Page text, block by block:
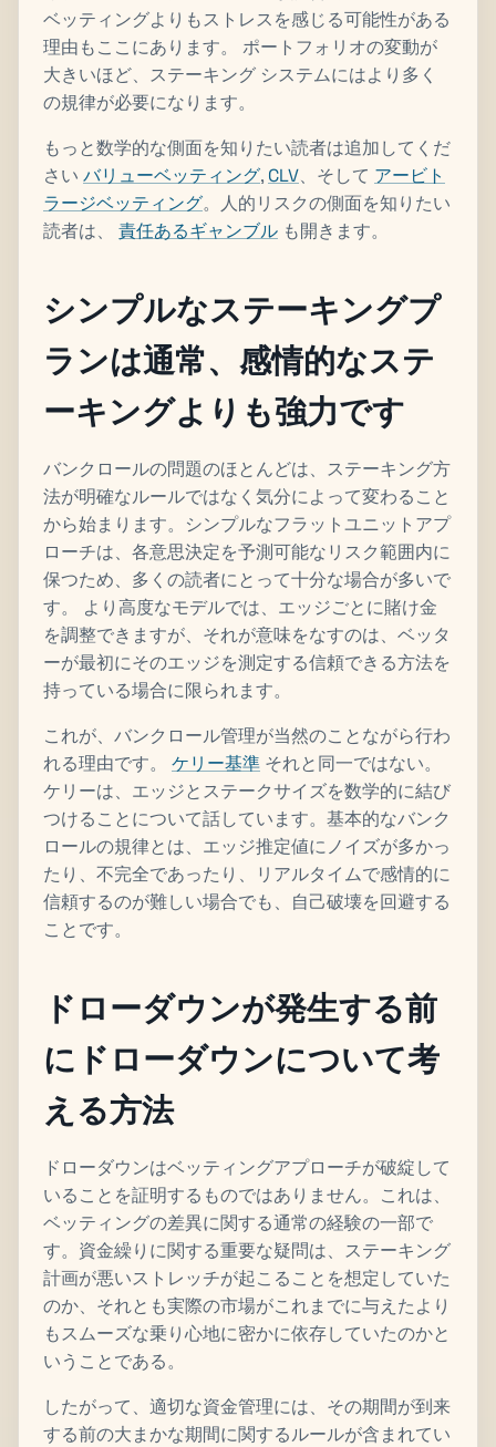
ベッティングよりもストレスを感じる可能性がある
理由もここにあります。 ポートフォリオの変動が
大きいほど、ステーキング システムにはより多く
の規律が必要になります。
もっと数学的な側面を知りたい読者は追加してくだ
さい バリューベッティング, CLV、そして アービト
ラージベッティング。人的リスクの側面を知りたい
読者は、 責任あるギャンブル も開きます。
シンプルなステーキングプ
ランは通常、感情的なステ
ーキングよりも強力です
バンクロールの問題のほとんどは、ステーキング方
法が明確なルールではなく気分によって変わること
から始まります。シンプルなフラットユニットアプ
ローチは、各意思決定を予測可能なリスク範囲内に
保つため、多くの読者にとって十分な場合が多いで
す。 より高度なモデルでは、エッジごとに賭け金
を調整できますが、それが意味をなすのは、ベッタ
ーが最初にそのエッジを測定する信頼できる方法を
持っている場合に限られます。
これが、バンクロール管理が当然のことながら行わ
れる理由です。 ケリー基準 それと同一ではない。
ケリーは、エッジとステークサイズを数学的に結び
つけることについて話しています。基本的なバンク
ロールの規律とは、エッジ推定値にノイズが多かっ
たり、不完全であったり、リアルタイムで感情的に
信頼するのが難しい場合でも、自己破壊を回避する
ことです。
ドローダウンが発生する前
にドローダウンについて考
える方法
ドローダウンはベッティングアプローチが破綻して
いることを証明するものではありません。これは、
ベッティングの差異に関する通常の経験の一部で
す。資金繰りに関する重要な疑問は、ステーキング
計画が悪いストレッチが起こることを想定していた
のか、それとも実際の市場がこれまでに与えたより
もスムーズな乗り心地に密かに依存していたのかと
いうことである。
したがって、適切な資金管理には、その期間が到来
する前の大まかな期間に関するルールが含まれてい